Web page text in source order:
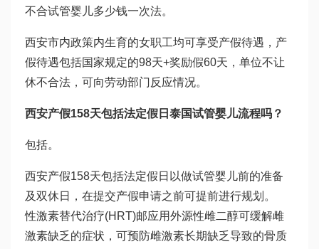
不合试管婴儿多少钱一次法。
西安市内政策内生育的女职工均可享受产假待遇，产
假待遇包括国家规定的98天+奖励假60天，单位不让
休不合法，可向劳动部门反应情况。
西安产假158天包括法定假日 泰国试管婴儿流程吗？
包括。
西安产假158天包括法定假日以做试管婴儿前的准备
及双休日，在提交产假申请之前可提前进行规划。
性激素替代治疗(HRT)邮应用外源性雌二醇可缓解雌
激素缺乏的症状，可预防雌激素长期缺乏导致的骨质